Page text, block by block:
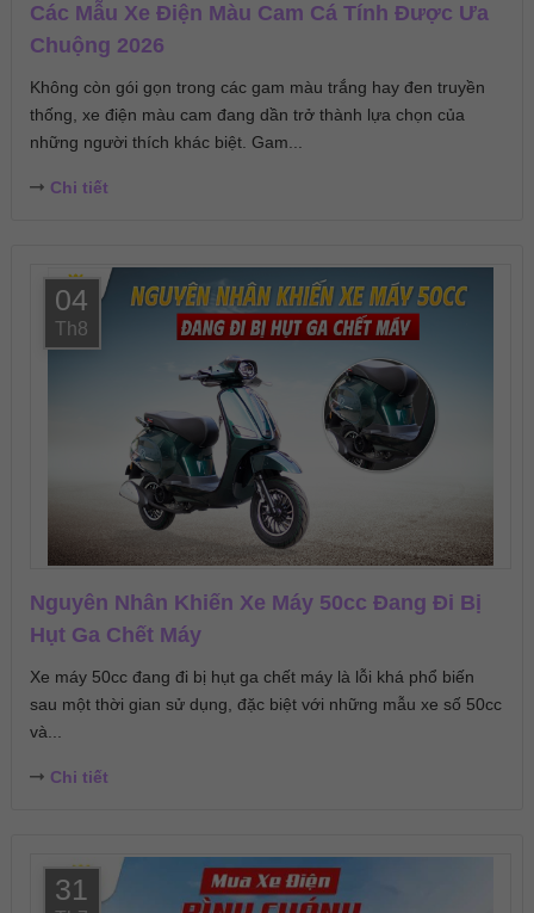
Các Mẫu Xe Điện Màu Cam Cá Tính Được Ưa
Chuộng 2026
Không còn gói gọn trong các gam màu trắng hay đen truyền
thống, xe điện màu cam đang dần trở thành lựa chọn của
những người thích khác biệt. Gam...
Chi tiết
04
Th8
Nguyên Nhân Khiến Xe Máy 50cc Đang Đi Bị
Hụt Ga Chết Máy
Xe máy 50cc đang đi bị hụt ga chết máy là lỗi khá phổ biến
sau một thời gian sử dụng, đặc biệt với những mẫu xe số 50cc
và...
Chi tiết
31